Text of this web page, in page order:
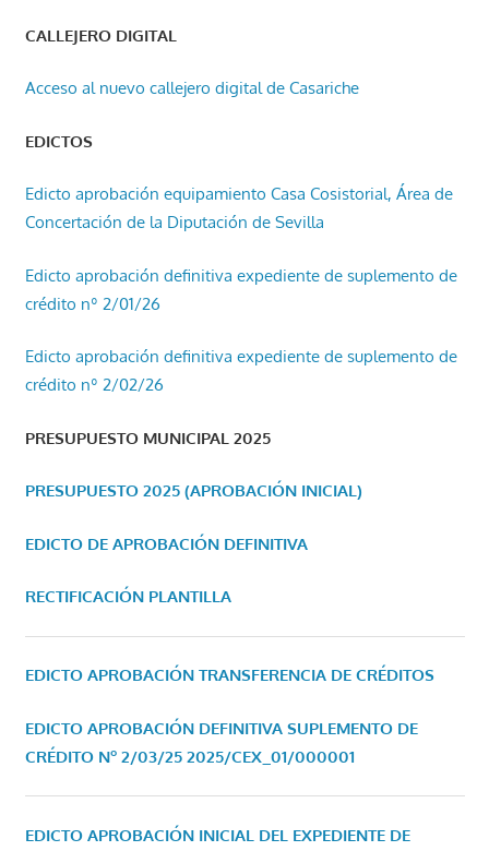
CALLEJERO DIGITAL
Acceso al nuevo callejero digital de Casariche
EDICTOS
Edicto aprobación equipamiento Casa Cosistorial, Área de
Concertación de la Diputación de Sevilla
Edicto aprobación definitiva expediente de suplemento de
crédito nº 2/01/26
Edicto aprobación definitiva expediente de suplemento de
crédito nº 2/02/26
PRESUPUESTO MUNICIPAL 2025
PRESUPUESTO 2025 (APROBACIÓN INICIAL)
EDICTO DE APROBACIÓN DEFINITIVA
RECTIFICACIÓN PLANTILLA
EDICTO APROBACIÓN TRANSFERENCIA DE CRÉDITOS
EDICTO APROBACIÓN DEFINITIVA SUPLEMENTO DE
CRÉDITO Nº 2/03/25 2025/CEX_01/000001
EDICTO APROBACIÓN INICIAL DEL EXPEDIENTE DE